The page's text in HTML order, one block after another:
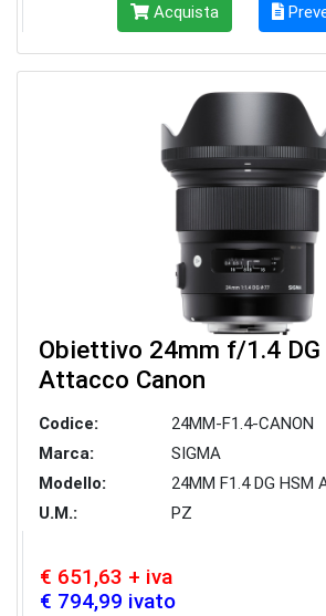
Acquista
Obiettivo 24mm f/1.4
Attacco Canon
Codice:
24MM-F1.4-CANON
Marca:
SIGMA
Modello:
24MM F1.4 DG HSM
U.M.:
PZ
€ 651,63 + iva
€ 794,99 ivato